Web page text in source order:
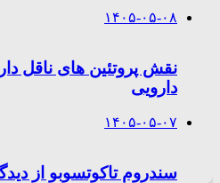
۱۴۰۵-۰۵-۰۸
نقش پروتئین های ناقل
دارویی
۱۴۰۵-۰۵-۰۷
سندروم تاکوتسوبو از